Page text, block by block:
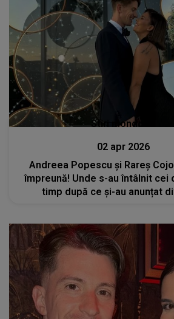
Stiri mondene
02 apr 2026
Andreea Popescu și Rareș
împreună! Unde s-au întâlnit cei
timp după ce și-au anunțat